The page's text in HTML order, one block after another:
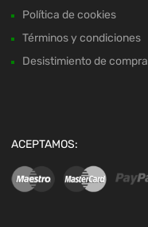
Política de cookies
Términos y condiciones
Desistimiento de compra
ACEPTAMOS: